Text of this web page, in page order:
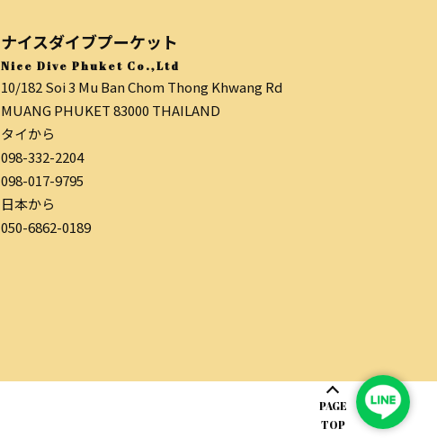
PAGE
TOP
ナイスダイブプーケット
Nice Dive Phuket Co.,Ltd
10/182 Soi 3 Mu Ban Chom Thong Khwang Rd
MUANG PHUKET 83000 THAILAND
タイから
098-332-2204
098-017-9795
日本から
050-6862-0189